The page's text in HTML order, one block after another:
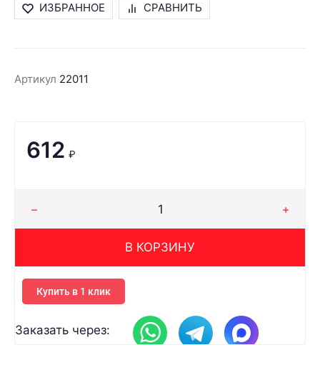
ИЗБРАННОЕ СРАВНИТЬ
Артикул 22011
612 ₽
В КОРЗИНУ
Купить в 1 клик
Заказать через: